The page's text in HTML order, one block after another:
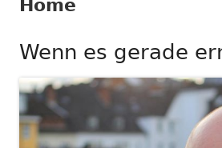
Home
Wenn es gerade